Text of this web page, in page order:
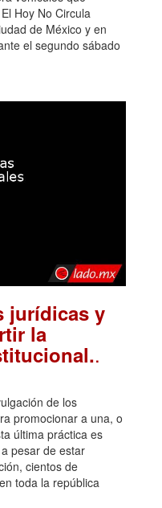
Hoy No Circula
de México y en
el segundo sábado
jurídicas y
la
.
de los
promocionar a una, o
última práctica es
pesar de estar
cientos de
toda la república